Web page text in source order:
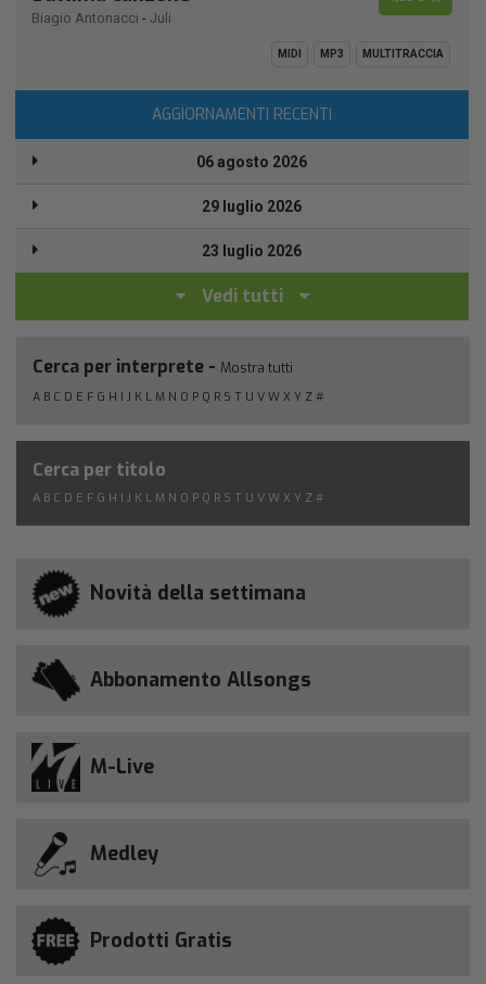
Biagio Antonacci - Juli
MIDI MP3 MULTITRACCIA
AGGIORNAMENTI RECENTI
06 agosto 2026
29 luglio 2026
23 luglio 2026
Vedi tutti
Cerca per interprete - Mostra tutti
A B C D E F G H I J K L M N O P Q R S T U V W X Y Z #
Cerca per titolo
A B C D E F G H I J K L M N O P Q R S T U V W X Y Z #
Novità della settimana
Abbonamento Allsongs
M-Live
Medley
Prodotti Gratis